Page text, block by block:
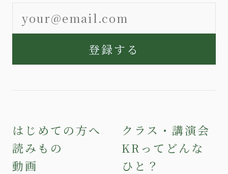
登録する
はじめての方へ
読みもの
動画
クラス・講演会
KRってどんな
ひと？